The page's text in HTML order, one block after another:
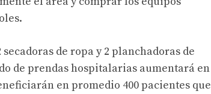
de ropa y 2 planchadoras de
de prendas hospitalarias aumentará en
en promedio 400 pacientes que